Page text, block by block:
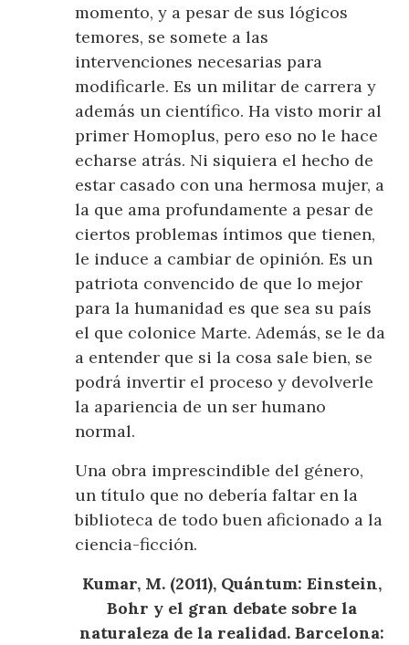
momento, y a pesar de sus lógicos
temores, se somete a las
intervenciones necesarias para
modificarle. Es un militar de carrera y
además un científico. Ha visto morir al
primer Homoplus, pero eso no le hace
echarse atrás. Ni siquiera el hecho de
estar casado con una hermosa mujer, a
la que ama profundamente a pesar de
ciertos problemas íntimos que tienen,
le induce a cambiar de opinión. Es un
patriota convencido de que lo mejor
para la humanidad es que sea su país
el que colonice Marte. Además, se le da
a entender que si la cosa sale bien, se
podrá invertir el proceso y devolverle
la apariencia de un ser humano
normal.
Una obra imprescindible del género,
un título que no debería faltar en la
biblioteca de todo buen aficionado a la
ciencia-ficción.
Kumar, M. (2011), Quántum: Einstein,
Bohr y el gran debate sobre la
naturaleza de la realidad. Barcelona: